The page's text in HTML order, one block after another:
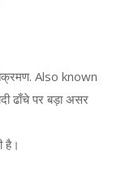
. Also known
ढाँचे पर बड़ा असर
है।